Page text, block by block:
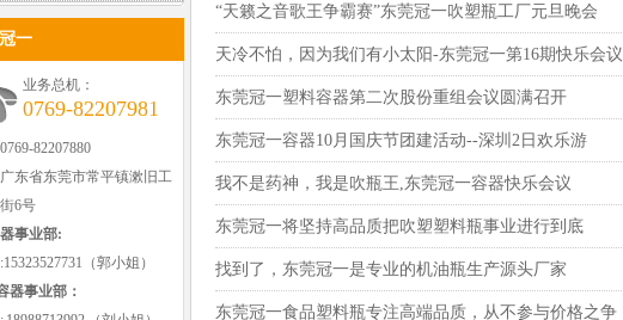
一
业务总机：
0769-82207981
82207880
东省东莞市常平镇漱旧工
6号
事业部:
（郭小姐）
器事业部：
“天籁之音歌王争霸赛”东莞冠一吹塑瓶工厂元旦晚会
天冷不怕，因为我们有小太阳-东莞冠一第16期快乐会议
东莞冠一塑料容器第二次股份重组会议圆满召开
东莞冠一容器10月国庆节团建活动--深圳2日欢乐游
我不是药神，我是吹瓶王,东莞冠一容器快乐会议
东莞冠一将坚持高品质把吹塑塑料瓶事业进行到底
找到了，东莞冠一是专业的机油瓶生产源头厂家
东莞冠一食品塑料瓶专注高端品质，从不参与价格之争